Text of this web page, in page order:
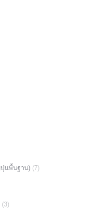
ปุ่นพื้นฐาน) (7)
(3)